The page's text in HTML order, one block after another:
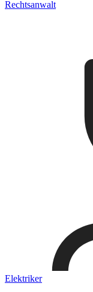
Rechtsanwalt
Elektriker